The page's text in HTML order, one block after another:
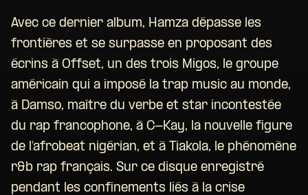
Avec ce dernier album, Hamza dépasse les
frontières et se surpasse en proposant des
écrins à Offset, un des trois Migos, le groupe
américain qui a imposé la trap music au monde,
à Damso, maître du verbe et star incontestée
du rap francophone, à C-Kay, la nouvelle figure
de l’afrobeat nigérian, et à Tiakola, le phénomène
r&b rap français. Sur ce disque enregistré
pendant les confinements liés à la crise